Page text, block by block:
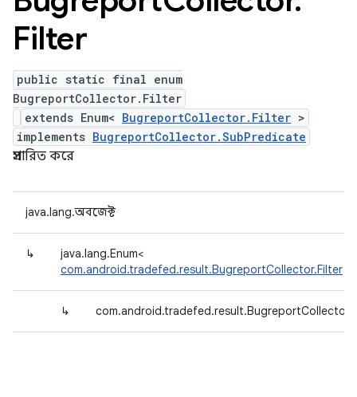
Filter
public static final enum
BugreportCollector.Filter
extends Enum< BugreportCollector.Filter >
implements BugreportCollector.SubPredicate
প্রসারিত করে
java.lang.অবজেক্ট
↳
java.lang.Enum<
com.android.tradefed.result.BugreportCollector.Filter
↳